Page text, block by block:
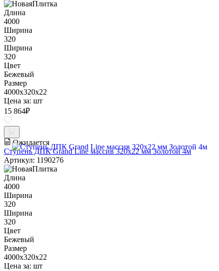
Длина
4000
Ширина
320
Ширина
320
Цвет
Бежевый
Размер
4000x320x22
Цена за: шт
15 864₽
Ожидается
Ступень ДПК Grand Line массив 320х22 мм Золотой 4м
Артикул: 1190276
Длина
4000
Ширина
320
Ширина
320
Цвет
Бежевый
Размер
4000x320x22
Цена за: шт